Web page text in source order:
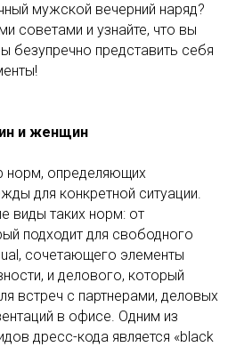
мужской вечерний наряд?
советами и узнайте, что вы
безупречно представить себя
и женщин
норм, определяющих
для конкретной ситуации.
виды таких норм: от
подходит для свободного
сочетающего элементы
и делового, который
встреч с партнерами, деловых
в офисе. Одним из
дресс-кода является «black